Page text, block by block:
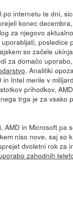
po internetu te dni,
konec
za njegovo
posledice
so začele
za domačo uporabo,
. Analitiki
in Intel merile v
prihodkov,
trga je za vsako
AMD in Microsoft pa
niso nove, saj so
dvoletni rok za
zahodnih